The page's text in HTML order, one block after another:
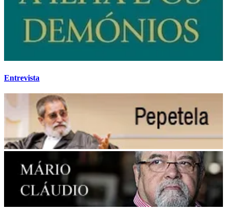
Entrevista